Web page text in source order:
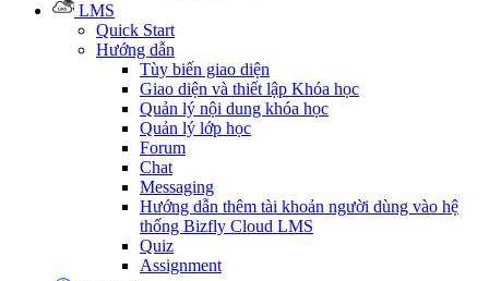
LMS
Quick Start
Hướng dẫn
Tùy biến giao diện
Giao diện và thiết lập Khóa học
Quản lý nội dung khóa học
Quản lý lớp học
Forum
Chat
Messaging
Hướng dẫn thêm tài khoản người dùng vào hệ
thống Bizfly Cloud LMS
Quiz
Assignment